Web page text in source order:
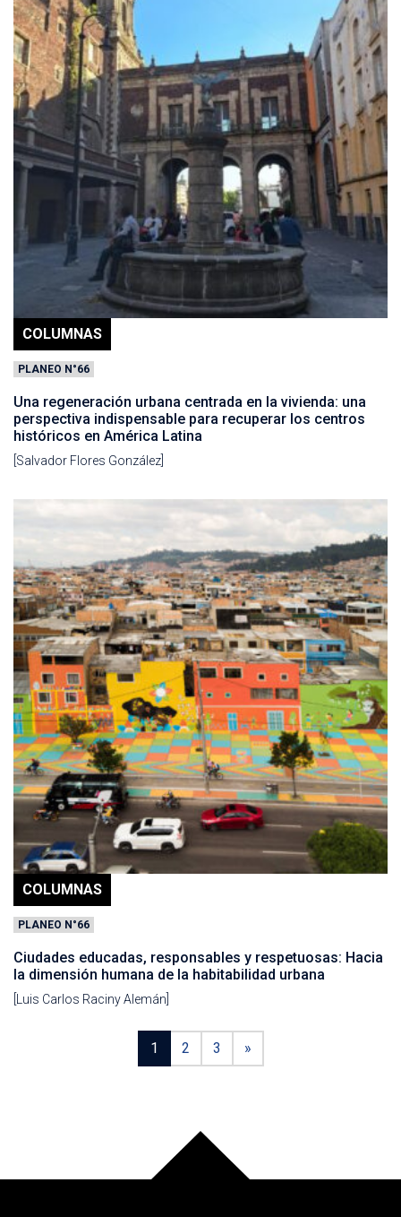
COLUMNAS
PLANEO N°66
Una regeneración urbana centrada en la vivienda: una
perspectiva indispensable para recuperar los centros
históricos en América Latina
[Salvador Flores González]
COLUMNAS
PLANEO N°66
Ciudades educadas, responsables y respetuosas: Hacia
la dimensión humana de la habitabilidad urbana
[Luis Carlos Raciny Alemán]
1 2 3 »